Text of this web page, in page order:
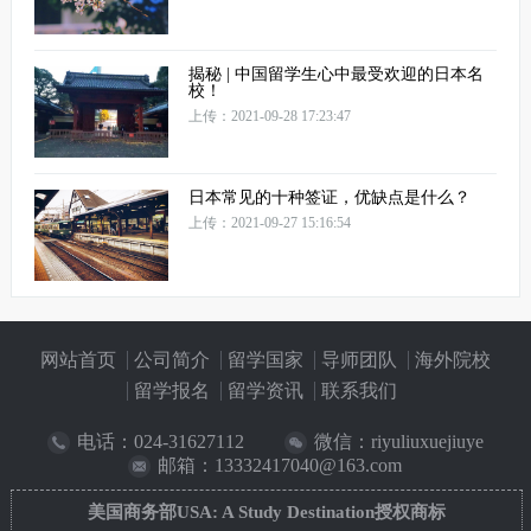
揭秘 | 中国留学生心中最受欢迎的日本名
校！
上传：2021-09-28 17:23:47
日本常见的十种签证，优缺点是什么？
上传：2021-09-27 15:16:54
网站首页 公司简介 留学国家 导师团队
海外院校
留学报名
留学资讯 联系我们
电话： 024-31627112
微信：riyuliuxuejiuye
邮箱：13332417040@163.com
美国商务部USA: A Study Destination授权商标